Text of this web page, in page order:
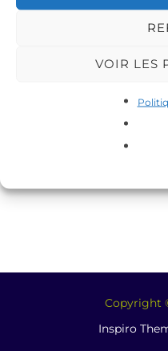
VOIR LES
Copyright
Inspiro